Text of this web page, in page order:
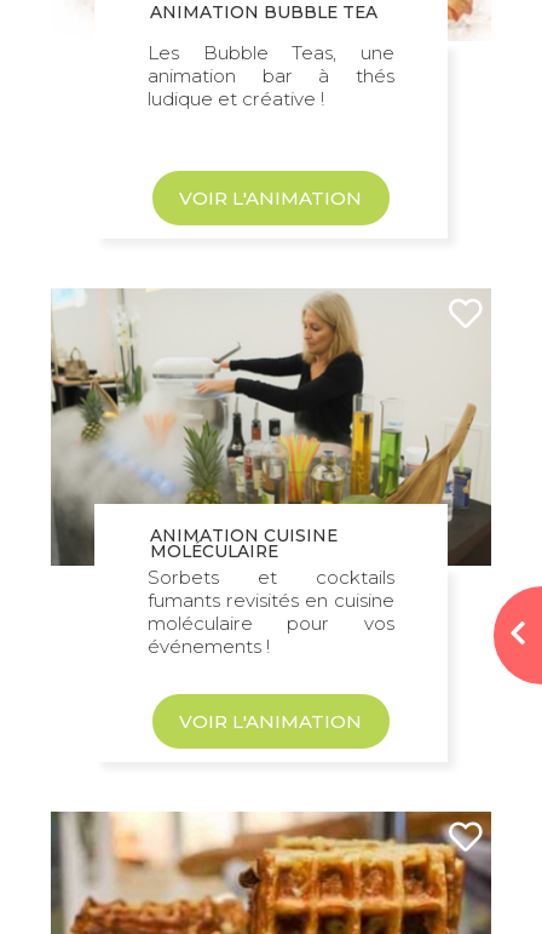
ANIMATION BUBBLE TEA
Les Bubble Teas, une
animation bar à thés
ludique et créative !
VOIR L'ANIMATION
ANIMATION CUISINE
MOLÉCULAIRE
Sorbets et cocktails
fumants revisités en cuisine
moléculaire pour vos
événements !
VOIR L'ANIMATION